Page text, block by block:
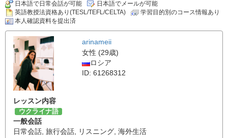
日本語で日常会話が可能
日本語でメールが可能
英語教授法資格あり(TESL/TEFL/CELTA)
学習目的別のコース情報あり
本人確認資料を提出済
arinameii
女性 (29歳)
ロシア
ID: 61268312
レッスン内容
ウクライナ語
一般会話
日常会話 旅行会話 リスニング 海外生活